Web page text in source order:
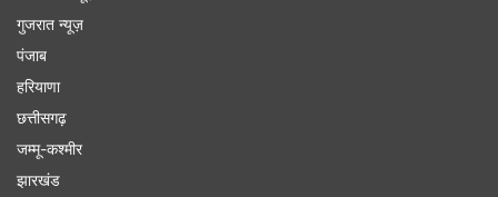
एसआईपी अकाउंट्स की संख्या में 27.17 प्रतिशत की
गुजरात न्यूज़
पंजाब
हरियाणा
छत्तीसगढ़
जम्मू-कश्मीर
झारखंड